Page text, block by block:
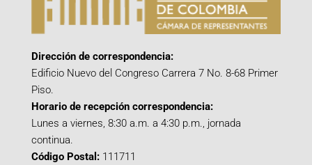
Dirección de correspondencia:
Edificio Nuevo del Congreso Carrera 7 No. 8-68 Primer
Piso.
Horario de recepción correspondencia:
Lunes a viernes, 8:30 a.m. a 4:30 p.m., jornada
continua.
Código Postal: 111711